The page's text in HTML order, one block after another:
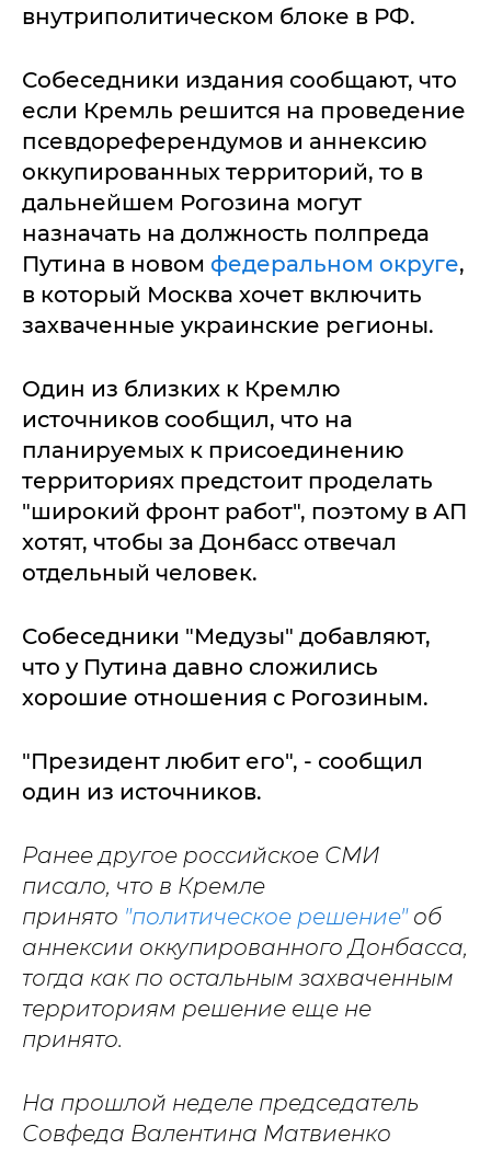
внутриполитическом блоке в РФ.
Собеседники издания сообщают, что
если Кремль решится на проведение
псевдореферендумов и аннексию
оккупированных территорий, то в
дальнейшем Рогозина могут
назначать на должность полпреда
Путина в новом федеральном округе,
в который Москва хочет включить
захваченные украинские регионы.
Один из близких к Кремлю
источников сообщил, что на
планируемых к присоединению
территориях предстоит проделать
"широкий фронт работ", поэтому в АП
хотят, чтобы за Донбасс отвечал
отдельный человек.
Собеседники "Медузы" добавляют,
что у Путина давно сложились
хорошие отношения с Рогозиным.
"Президент любит его", - сообщил
один из источников.
Ранее другое российское СМИ
писало, что в Кремле
принято "политическое решение"об
аннексии оккупированного Донбасса,
тогда как по остальным захваченным
территориям решение еще не
принято.
На прошлой неделе председатель
Совфеда Валентина Матвиенко